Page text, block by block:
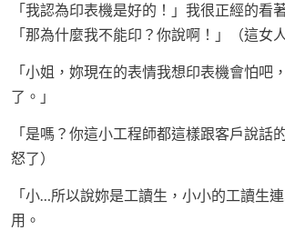
「我認為印表機是好的！」我很正經的看
「那為什麼我不能印？你說啊！」（這女
「小姐，妳現在的表情我想印表機會怕吧
了。」
「是嗎？你這小工程師都這樣跟客戶說話
怒了）
「小…所以說妳是工讀生，小小的工讀生
用。